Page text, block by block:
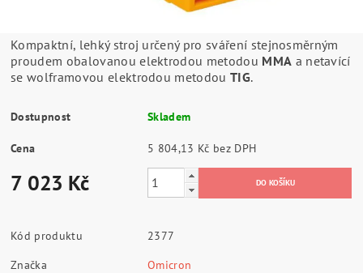
Kompaktní, lehký stroj určený pro sváření stejnosměrným
proudem obalovanou elektrodou metodou MMA a netavící
se wolframovou elektrodou metodou TIG.
Dostupnost Skladem
Cena 5 804,13 Kč bez DPH
7 023 Kč
Kód produktu
2377
Značka
Omicron